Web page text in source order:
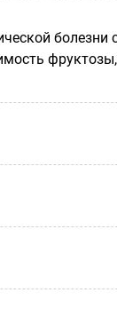
болезни